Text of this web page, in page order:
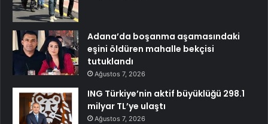
Adana’da boşanma aşamasındaki
eşini öldüren mahalle bekçisi
tutuklandı
Ağustos 7, 2026
ING Türkiye’nin aktif büyüklüğü 298.1
milyar TL’ye ulaştı
Ağustos 7, 2026